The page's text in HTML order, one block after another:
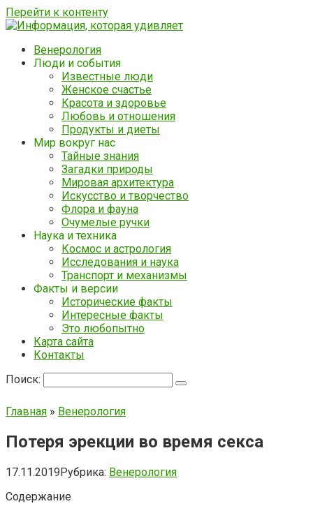
Перейти к контенту
Венерология
Люди и события
Известные люди
Женское счастье
Красота и здоровье
Любовь и отношения
Продукты и диеты
Мир вокруг нас
Тайные знания
Загадки природы
Мировая архитектура
Искусство и творчество
Флора и фауна
Очумелые ручки
Наука и техника
Космос и астрология
Исследования и наука
Транспорт и механизмы
Факты и версии
Исторические факты
Интересные факты
Это любопытно
Карта сайта
Контакты
Поиск:
Главная » Венерология
Потеря эрекции во время секса
17.11.2019Рубрика: Венерология
Содержание